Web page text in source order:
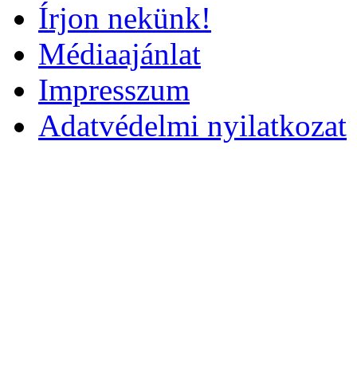
Írjon nekünk!
Médiaajánlat
Impresszum
Adatvédelmi nyilatkozat